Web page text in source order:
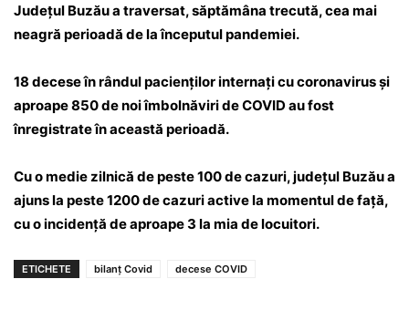
Județul Buzău a traversat, săptămâna trecută, cea mai
neagră perioadă de la începutul pandemiei.
18 decese în rândul pacienților internați cu coronavirus și
aproape 850 de noi îmbolnăviri de COVID au fost
înregistrate în această perioadă.
Cu o medie zilnică de peste 100 de cazuri, județul Buzău a
ajuns la peste 1200 de cazuri active la momentul de față,
cu o incidență de aproape 3 la mia de locuitori.
ETICHETE bilanț Covid decese COVID